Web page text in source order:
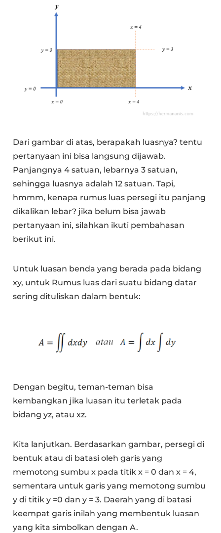
Dari gambar di atas, berapakah luasnya? tentu
pertanyaan ini bisa langsung dijawab.
Panjangnya 4 satuan, lebarnya 3 satuan,
sehingga luasnya adalah 12 satuan. Tapi,
hmmm, kenapa rumus luas persegi itu panjang
dikalikan lebar? jika belum bisa jawab
pertanyaan ini, silahkan ikuti pembahasan
berikut ini.
Untuk luasan benda yang berada pada bidang
xy, untuk Rumus luas dari suatu bidang datar
sering dituliskan dalam bentuk:
Dengan begitu, teman-teman bisa
kembangkan jika luasan itu terletak pada
bidang yz, atau xz.
Kita lanjutkan. Berdasarkan gambar, persegi di
bentuk atau di batasi oleh garis yang
memotong sumbu x pada titik x = 0 dan x = 4,
sementara untuk garis yang memotong sumbu
y di titik y =0 dan y = 3. Daerah yang di batasi
keempat garis inilah yang membentuk luasan
yang kita simbolkan dengan A.